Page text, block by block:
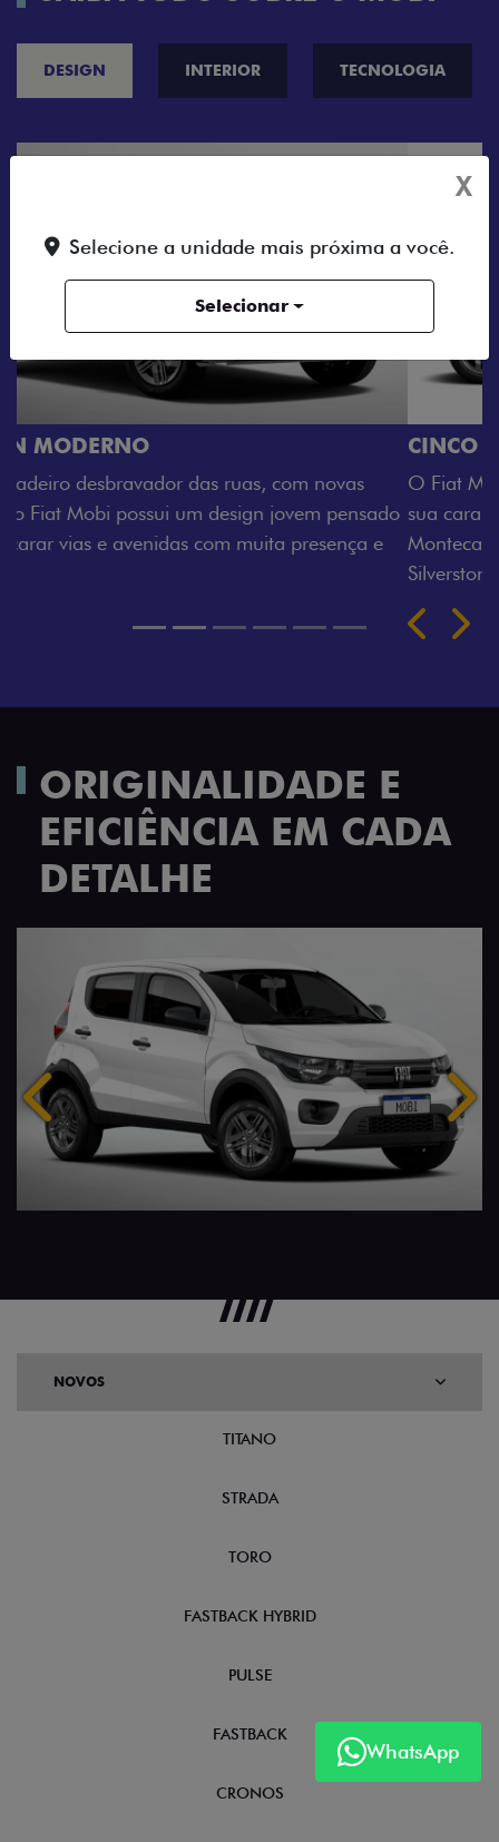
DESIGN INTERIOR TECNOLOGIA
CINCO OPÇÕES DE CORES
O Fiat Mobi tem sempre uma opção de cor que é a
sua cara. Escolha entre o Preto Vulcano, Vermelho
Montecarlo, Branco Banchisa, Prata Bari e Cinza
Rodas de liga leve
ORIGINALIDADE E
EFICIÊNCIA EM CADA
DETALHE
Anterior
WhatsApp
NOVOS
TITANO
STRADA
TORO
FASTBACK HYBRID
PULSE
FASTBACK
CRONOS
X
Selecione a unidade mais próxima a você.
Selecionar